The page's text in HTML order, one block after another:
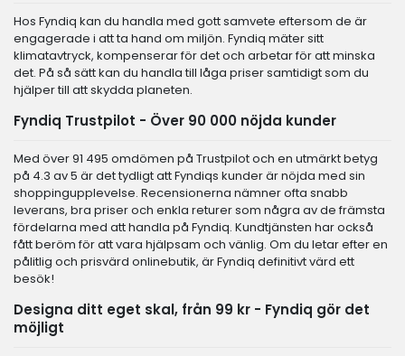
Hos Fyndiq kan du handla med gott samvete eftersom de är
engagerade i att ta hand om miljön. Fyndiq mäter sitt
klimatavtryck, kompenserar för det och arbetar för att minska
det. På så sätt kan du handla till låga priser samtidigt som du
hjälper till att skydda planeten.
Fyndiq Trustpilot - Över 90 000 nöjda kunder
Med över 91 495 omdömen på Trustpilot och en utmärkt betyg
på 4.3 av 5 är det tydligt att Fyndiqs kunder är nöjda med sin
shoppingupplevelse. Recensionerna nämner ofta snabb
leverans, bra priser och enkla returer som några av de främsta
fördelarna med att handla på Fyndiq. Kundtjänsten har också
fått beröm för att vara hjälpsam och vänlig. Om du letar efter en
pålitlig och prisvärd onlinebutik, är Fyndiq definitivt värd ett
besök!
Designa ditt eget skal, från 99 kr - Fyndiq gör det
möjligt